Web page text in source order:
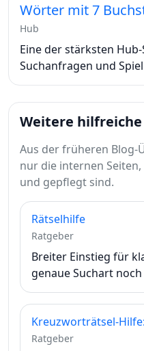
Wörter mit 7
Hub
Eine der stärksten
Suchanfragen und
Weitere
Aus der früheren
nur die internen
und gepflegt sind.
Rätselhilfe
Ratgeber
Breiter Einstieg für
genaue Suchart
Kreuzworträtsel-
Ratgeber